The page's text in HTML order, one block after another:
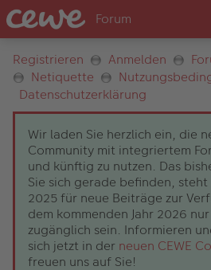
Registrieren Anmelden
Netiquette
Datenschutzerklärung
Wir laden Sie herzlich ein, die
Community mit integriertem
und künftig zu nutzen. Das
Sie sich gerade befinden,
2025 für neue Beiträge zur
dem kommenden Jahr 2026
zugänglich sein. Informieren
sich jetzt in der neuen CEWE
freuen uns auf Sie!